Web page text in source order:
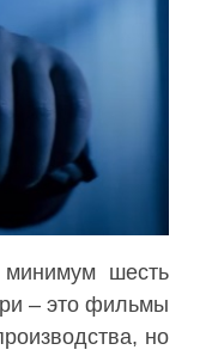
шесть
– это фильмы
но